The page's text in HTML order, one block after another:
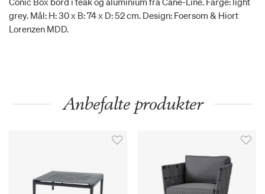
grey. Mål: H: 30 x B: 74 x D: 52 cm. Design: Foersom & Hiort
Lorenzen MDD.
Anbefalte produkter